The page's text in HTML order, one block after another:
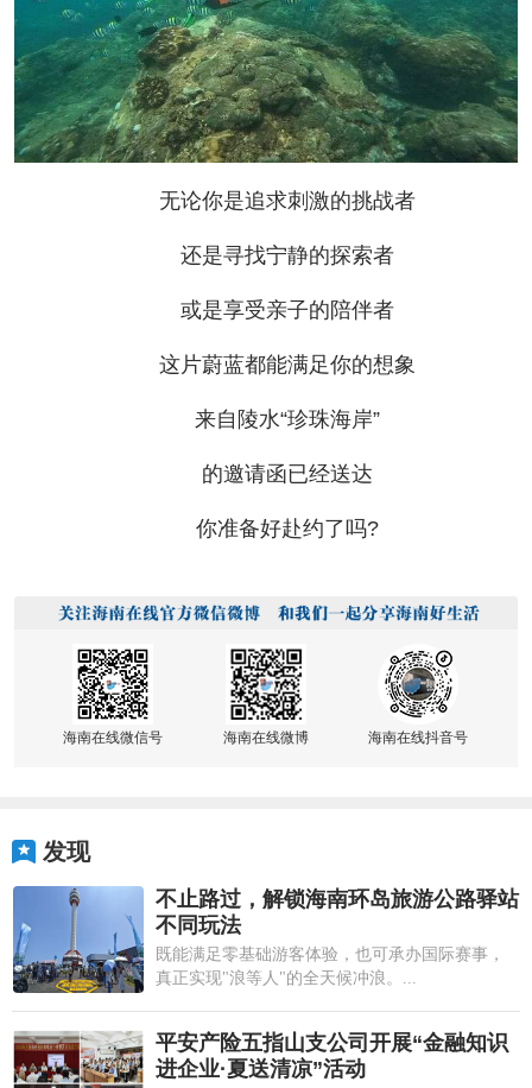
无论你是追求刺激的挑战者
还是寻找宁静的探索者
或是享受亲子的陪伴者
这片蔚蓝都能满足你的想象
来自陵水“珍珠海岸”
的邀请函已经送达
你准备好赴约了吗?
海南在线微信号 海南在线微博 海南在线抖音号
发现
不止路过，解锁海南环岛旅游公路驿站
不同玩法
既能满足零基础游客体验，也可承办国际赛事，
真正实现"浪等人"的全天候冲浪。...
平安产险五指山支公司开展“金融知识
进企业·夏送清凉”活动